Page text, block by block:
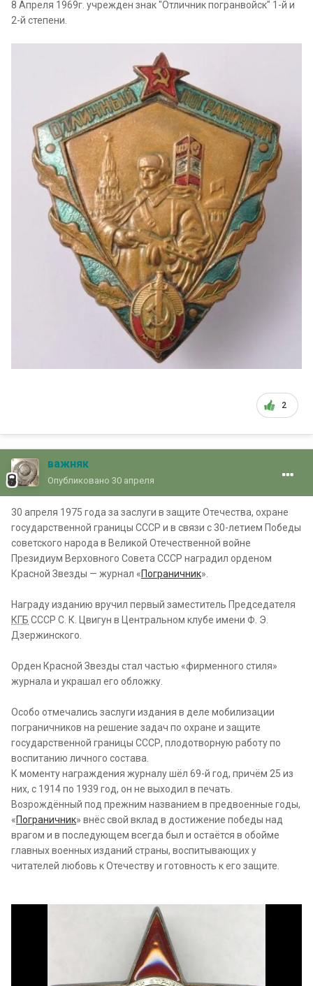
8 Апреля 1969г. учрежден знак "Отличник погранвойск" 1-й и
2-й степени.
2
важняк
Опубликовано 30 апреля
30 апреля 1975 года за заслуги в защите Отечества, охране
государственной границы СССР и в связи с 30-летием Победы
советского народа в Великой Отечественной войне
Президиум Верховного Совета СССР наградил орденом
Красной Звезды — журнал «Пограничник».
Награду изданию вручил первый заместитель Председателя
КГБ СССР С. К. Цвигун в Центральном клубе имени Ф. Э.
Дзержинского.
Орден Красной Звезды стал частью «фирменного стиля»
журнала и украшал его обложку.
Особо отмечались заслуги издания в деле мобилизации
пограничников на решение задач по охране и защите
государственной границы СССР, плодотворную работу по
воспитанию личного состава.
К моменту награждения журналу шёл 69-й год, причём 25 из
них, с 1914 по 1939 год, он не выходил в печать.
Возрождённый под прежним названием в предвоенные годы,
«Пограничник» внёс свой вклад в достижение победы над
врагом и в последующем всегда был и остаётся в обойме
главных военных изданий страны, воспитывающих у
читателей любовь к Отечеству и готовность к его защите.